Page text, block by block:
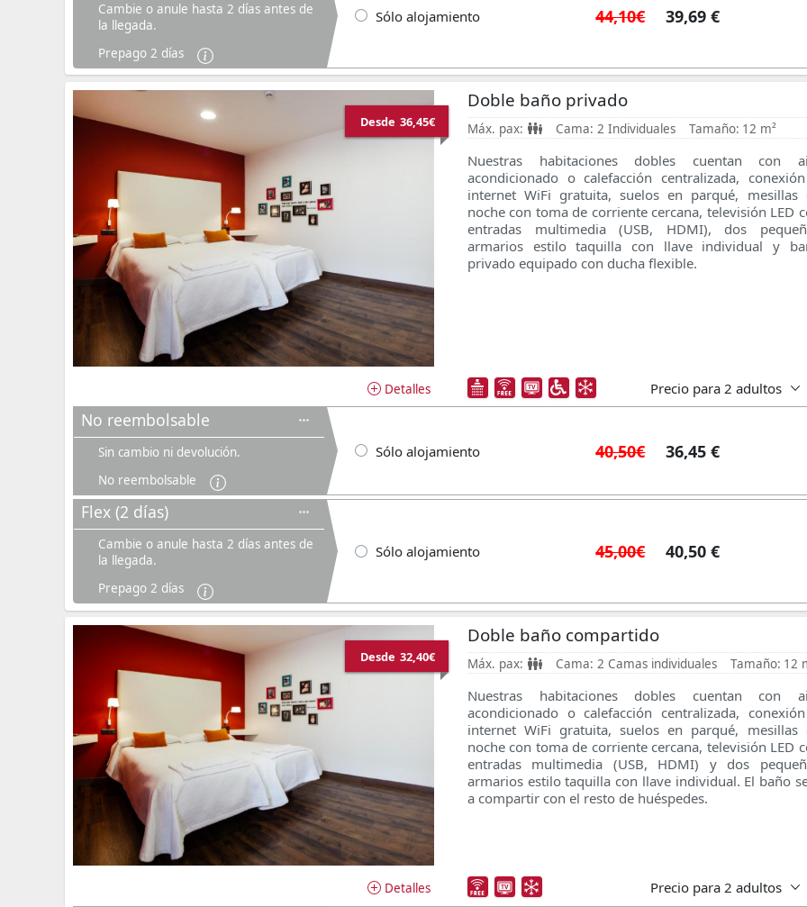
Cambie o anule hasta 2 días antes de
la llegada.
Prepago 2 días
Sólo alojamiento 44,10€ 39,69 €
Desde 36,45€
Detalles
Doble baño privado
Máx. pax: Cama: 2 Individuales Tamaño: 12 m²
Nuestras habitaciones dobles cuentan con
acondicionado o calefacción centralizada,
internet WiFi gratuita, suelos en parqué, mesillas
noche con toma de corriente cercana, televisión LED
entradas multimedia (USB, HDMI), dos
armarios estilo taquilla con llave individual y
privado equipado con ducha flexible.
Precio para2 adultos
No reembolsable
Sin cambio ni devolución.
No reembolsable
Sólo alojamiento 40,50€ 36,45 €
Flex (2 días)
Cambie o anule hasta 2 días antes de
la llegada.
Prepago 2 días
Sólo alojamiento 45,00€ 40,50 €
Desde 32,40€
Detalles
Doble baño compartido
Máx. pax: Cama: 2 Camas individuales Tamaño: 12
Nuestras habitaciones dobles cuentan con
acondicionado o calefacción centralizada,
internet WiFi gratuita, suelos en parqué, mesillas
noche con toma de corriente cercana, televisión LED
entradas multimedia (USB, HDMI) y dos
armarios estilo taquilla con llave individual. El baño
a compartir con el resto de huéspedes.
Precio para2 adultos